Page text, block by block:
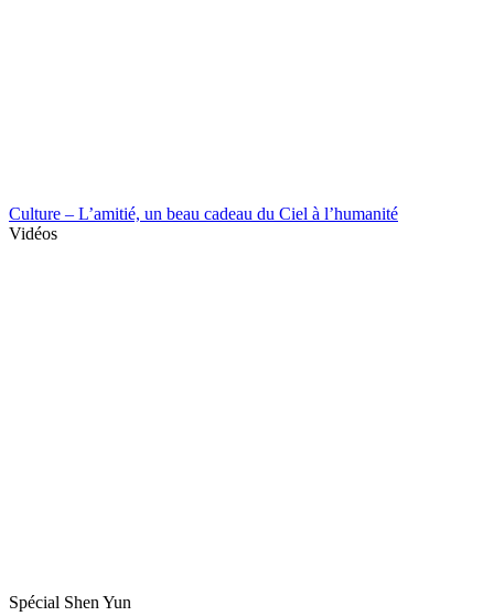
Culture – L’amitié, un beau cadeau du Ciel à l’humanité
Vidéos
Spécial Shen Yun